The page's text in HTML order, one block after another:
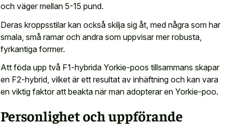
och väger mellan 5-15 pund.
Deras kroppsstilar kan också skilja sig åt, med några som har
smala, små ramar och andra som uppvisar mer robusta,
fyrkantiga former.
Att föda upp två F1-hybrida Yorkie-poos tillsammans skapar
en F2-hybrid, vilket är ett resultat av inhäftning och kan vara
en viktig faktor att beakta när man adopterar en Yorkie-poo.
Personlighet och uppförande